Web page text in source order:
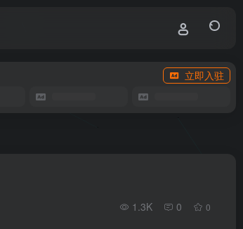
立即入驻
1.3K 0 0